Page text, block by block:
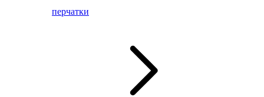
перчатки